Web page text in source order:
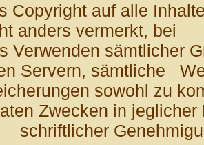
auf alle
anders vermerkt,
sämtlicher
Servern, sämtliche
sowohl zu
Zwecken in jeglicher
schriftlicher